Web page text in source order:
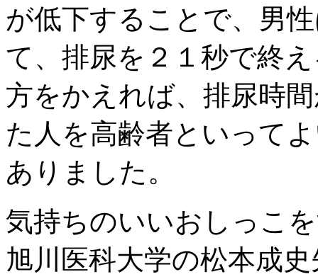
が低下することで、男
て、排尿を２１秒で終
方をかえれば、排尿時
た人を高齢者といって
ありました。
気持ちのいいおしっこ
旭川医科大学の松本成